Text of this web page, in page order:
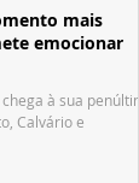
mais
emocionar
à sua
Calvário e